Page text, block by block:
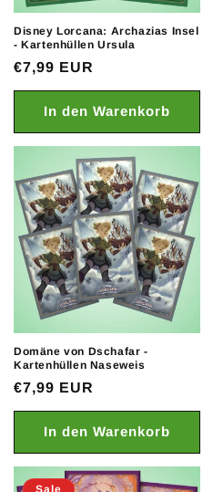
Disney Lorcana: Archazias Insel
- Kartenhüllen Ursula
Normaler
Preis
€7,99 EUR
In den Warenkorb
Domäne von Dschafar -
Kartenhüllen Naseweis
Normaler
Preis
€7,99 EUR
In den Warenkorb
Sale